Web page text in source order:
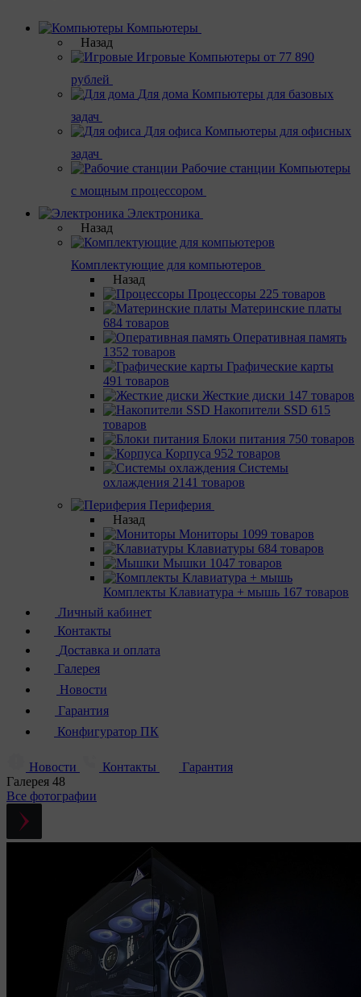
Компьютеры
Назад
Игровые Компьютеры от 77 890
рублей
Для дома Компьютеры для базовых
задач
Для офиса Компьютеры для офисных
задач
Рабочие станции Компьютеры
с мощным процессором
Электроника
Назад
Комплектующие для компьютеров
Назад
Процессоры 225 товаров
Материнcкие платы
684 товаров
Оперативная память
1352 товаров
Графические карты
491 товаров
Жесткие диски 147 товаров
Накопители SSD 615
товаров
Блоки питания 750 товаров
Корпуса 952 товаров
Системы
охлаждения 2141 товаров
Периферия
Назад
Мониторы 1099 товаров
Клавиатуры 684 товаров
Мышки 1047 товаров
Комплекты Клавиатура + мышь 167 товаров
Личный кабинет
Контакты
Доставка и оплата
Галерея
Новости
Гарантия
Конфигуратор ПК
Новости Контакты
Гарантия
Галерея 48
Все фотографии